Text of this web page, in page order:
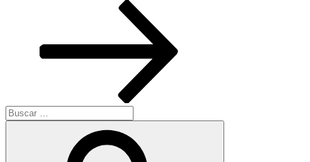
Buscar
por: